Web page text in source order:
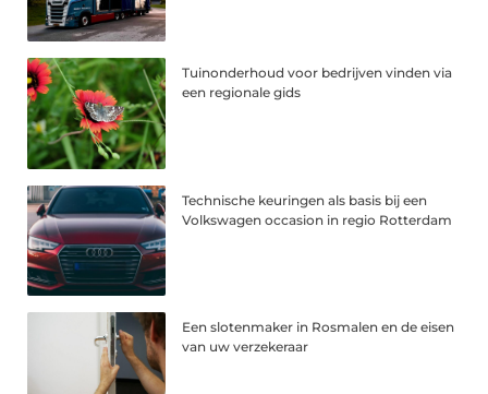
Tuinonderhoud voor bedrijven vinden via
een regionale gids
Technische keuringen als basis bij een
Volkswagen occasion in regio Rotterdam
Een slotenmaker in Rosmalen en de eisen
van uw verzekeraar